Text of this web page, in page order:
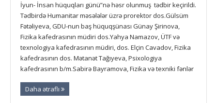
İyun- İnsan hüquqları günü”nə həsr olunmuş tədbir keçirildi.
Tədbirdə Humanitar məsələlər üzrə prorektor dos.Gülsüm
Fətəliyeva, GDU-nun baş hüquqşünası Günay Şirinova,
Fizika kafedrasının müdiri dos.Yahya Namazov, ÜTF və
texnologiya kafedrasının müdiri, dos. Elçin Cavadov, Fizika
kafedrasının dos. Mətanət Tağıyeva, Psixologiya
kafedrasının b/m.Sabirə Bayramova, Fizika və texniki fənlər
Daha ətraflı